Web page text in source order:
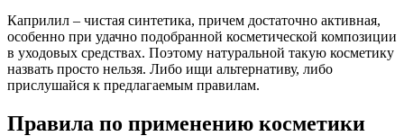
Каприлил – чистая синтетика, причем достаточно активная,
особенно при удачно подобранной косметической композиции
в уходовых средствах. Поэтому натуральной такую косметику
назвать просто нельзя. Либо ищи альтернативу, либо
прислушайся к предлагаемым правилам.
Правила по применению косметики